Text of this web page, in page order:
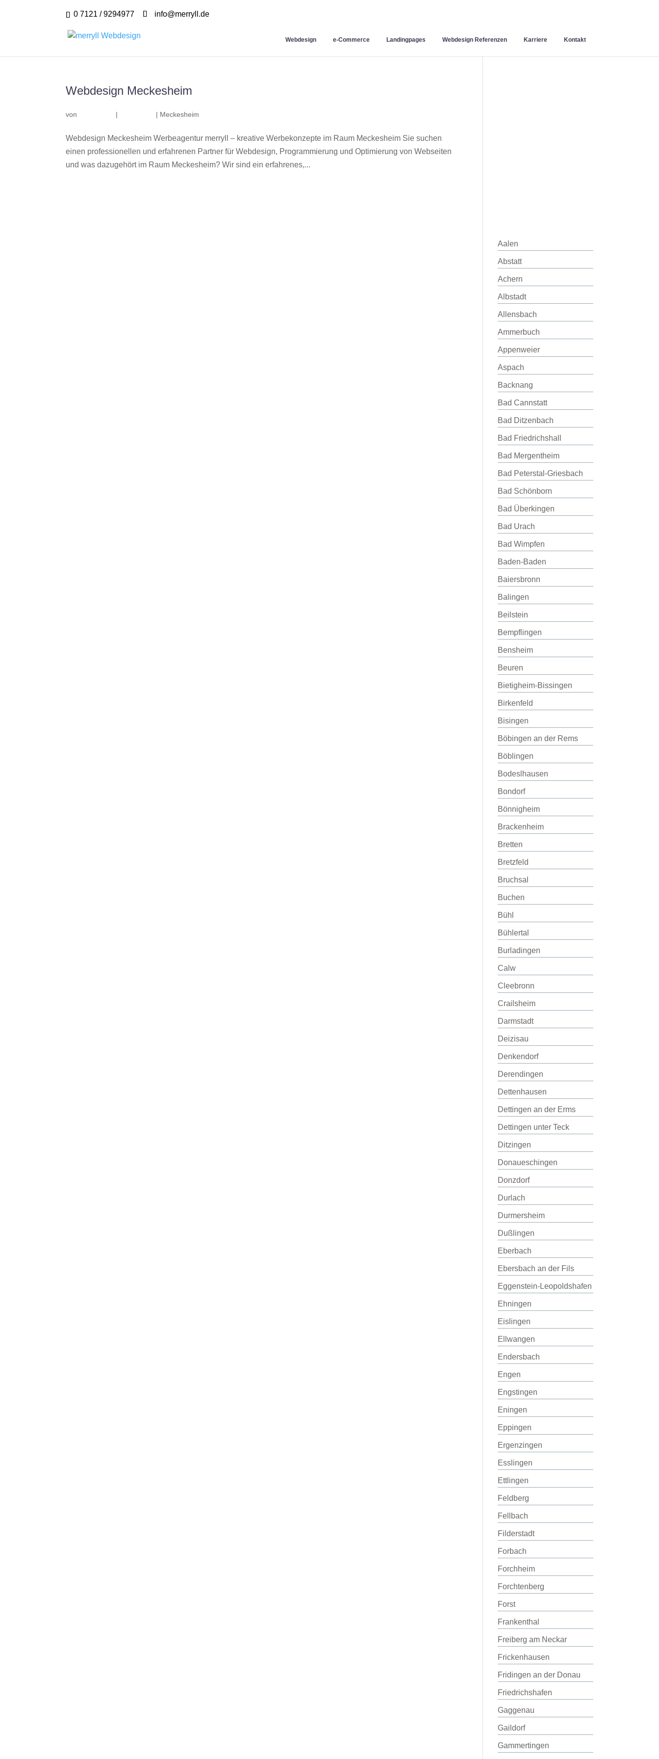
0 7121 / 9294977 info@merryll.de
Webdesign e-Commerce Landingpages Webdesign Referenzen Karriere Kontakt
Webdesign Meckesheim
von | | Meckesheim
Webdesign Meckesheim Werbeagentur merryll – kreative Werbekonzepte im Raum Meckesheim Sie suchen
einen professionellen und erfahrenen Partner für Webdesign, Programmierung und Optimierung von Webseiten
und was dazugehört im Raum Meckesheim? Wir sind ein erfahrenes,...
Aalen
Abstatt
Achern
Albstadt
Allensbach
Ammerbuch
Appenweier
Aspach
Backnang
Bad Cannstatt
Bad Ditzenbach
Bad Friedrichshall
Bad Mergentheim
Bad Peterstal-Griesbach
Bad Schönborn
Bad Überkingen
Bad Urach
Bad Wimpfen
Baden-Baden
Baiersbronn
Balingen
Beilstein
Bempflingen
Bensheim
Beuren
Bietigheim-Bissingen
Birkenfeld
Bisingen
Böbingen an der Rems
Böblingen
Bodeslhausen
Bondorf
Bönnigheim
Brackenheim
Bretten
Bretzfeld
Bruchsal
Buchen
Bühl
Bühlertal
Burladingen
Calw
Cleebronn
Crailsheim
Darmstadt
Deizisau
Denkendorf
Derendingen
Dettenhausen
Dettingen an der Erms
Dettingen unter Teck
Ditzingen
Donaueschingen
Donzdorf
Durlach
Durmersheim
Dußlingen
Eberbach
Ebersbach an der Fils
Eggenstein-Leopoldshafen
Ehningen
Eislingen
Ellwangen
Endersbach
Engen
Engstingen
Eningen
Eppingen
Ergenzingen
Esslingen
Ettlingen
Feldberg
Fellbach
Filderstadt
Forbach
Forchheim
Forchtenberg
Forst
Frankenthal
Freiberg am Neckar
Frickenhausen
Fridingen an der Donau
Friedrichshafen
Gaggenau
Gaildorf
Gammertingen